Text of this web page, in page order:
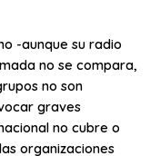
-aunque su radio
no se compara,
no son
graves
no cubre o
organizaciones